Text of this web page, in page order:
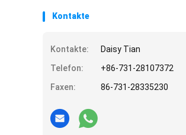
Kontakte
Kontakte:
Daisy Tian
Telefon:
+86-731-28107372
Faxen:
86-731-28335230